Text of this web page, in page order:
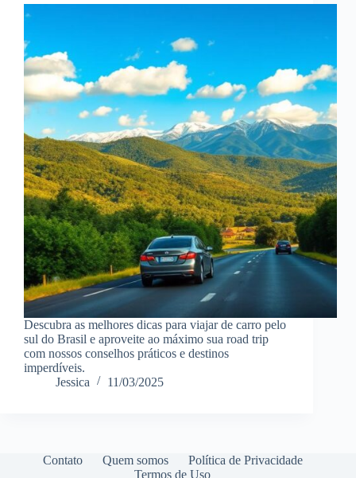
Descubra as melhores dicas para viajar de carro pelo
sul do Brasil e aproveite ao máximo sua road trip
com nossos conselhos práticos e destinos
imperdíveis.
Jessica
11/03/2025
Contato Quem somos
Política de Privacidade
Termos de Uso